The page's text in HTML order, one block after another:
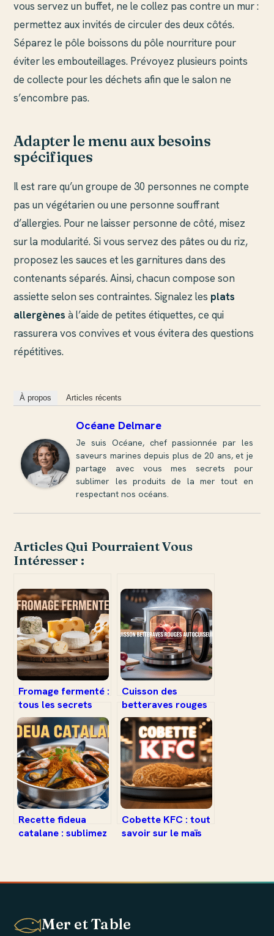
vous servez un buffet, ne le collez pas contre un mur :
permettez aux invités de circuler des deux côtés.
Séparez le pôle boissons du pôle nourriture pour
éviter les embouteillages. Prévoyez plusieurs points
de collecte pour les déchets afin que le salon ne
s’encombre pas.
Adapter le menu aux besoins
spécifiques
Il est rare qu’un groupe de 30 personnes ne compte
pas un végétarien ou une personne souffrant
d’allergies. Pour ne laisser personne de côté, misez
sur la modularité. Si vous servez des pâtes ou du riz,
proposez les sauces et les garnitures dans des
contenants séparés. Ainsi, chacun compose son
assiette selon ses contraintes. Signalez les plats
allergènes à l’aide de petites étiquettes, ce qui
rassurera vos convives et vous évitera des questions
répétitives.
À propos Articles récents
Océane Delmare
Je suis Océane, chef passionnée par les
saveurs marines depuis plus de 20 ans, et je
partage avec vous mes secrets pour
sublimer les produits de la mer tout en
respectant nos océans.
Articles Qui Pourraient Vous
Intéresser :
Fromage fermenté :
tous les secrets
d’un
incontournable de
la gastronomie
Cuisson des
betteraves rouges
en autocuiseur :
guide rapide et
conseils pratiques
Recette fideua
catalane : sublimez
Cobette KFC : tout
savoir sur le maïs
Mer et Table